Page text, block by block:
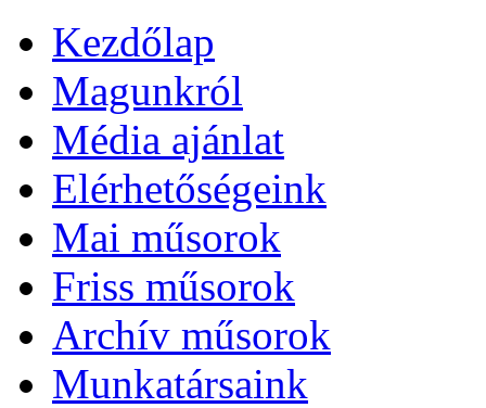
Kezdőlap
Magunkról
Média ajánlat
Elérhetőségeink
Mai műsorok
Friss műsorok
Archív műsorok
Munkatársaink